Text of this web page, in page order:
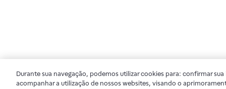
Durante sua navegação, podemos utilizar cookies para: confirmar
acompanhar a utilização de nossos websites, visando o